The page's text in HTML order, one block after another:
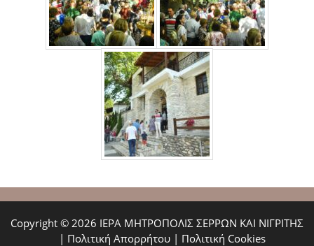
Copyright © 2026 ΙΕΡΑ ΜΗΤΡΟΠΟΛΙΣ ΣΕΡΡΩΝ ΚΑΙ ΝΙΓΡΙΤΗΣ
| Πολιτική Απορρήτου | Πολιτική Cookies